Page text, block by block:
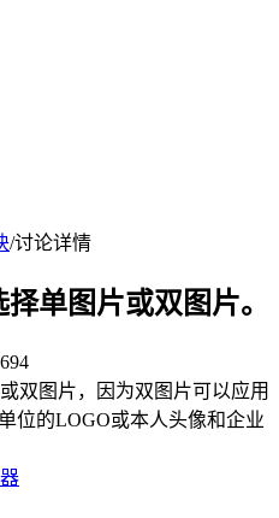
/讨论详情
单图片或双图片。
双图片，因为双图片可以应用
位的LOGO或本人头像和企业